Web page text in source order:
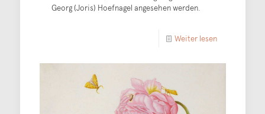
Georg (Joris) Hoefnagel angesehen werden.
Weiter lesen